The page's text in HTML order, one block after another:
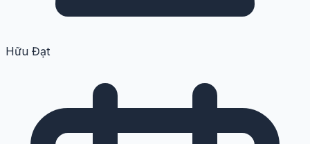
Hữu Đạt